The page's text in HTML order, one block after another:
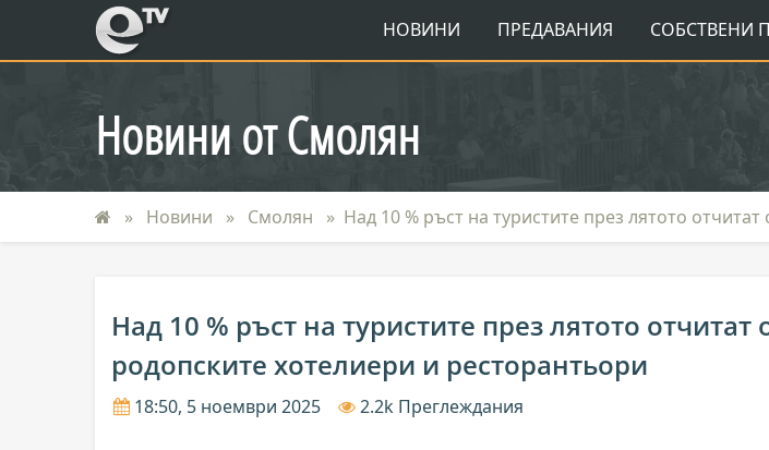
eTV НОВИНИ ПРЕДАВАНИЯ СОБСТВЕНИ
Новини от Смолян
Новини Смолян Над 10 % ръст на туристите през лятото
Над 10 % ръст на туристите през лятото отчитат
родопските хотелиери и ресторантьори
18:50, 5 ноември 2025 2.2k Преглеждания